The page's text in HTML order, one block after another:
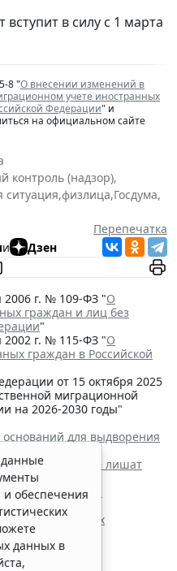
в силу с 1 марта
8 "О внесении изменений в
учете иностранных
Федерации" и
на официальном сайте
контроль (надзор),
ситуация,физлица,Госдума,
Перепечатка
и Дзен
г. № 109-ФЗ "О
граждан и лиц без
"
г. № 115-ФЗ "О
граждан в Российской
от 15 октября 2025
миграционной
на 2026-2030 годы"
для выдворения
преступление лишат
без права на
дополнительных
обеспечения
данных в